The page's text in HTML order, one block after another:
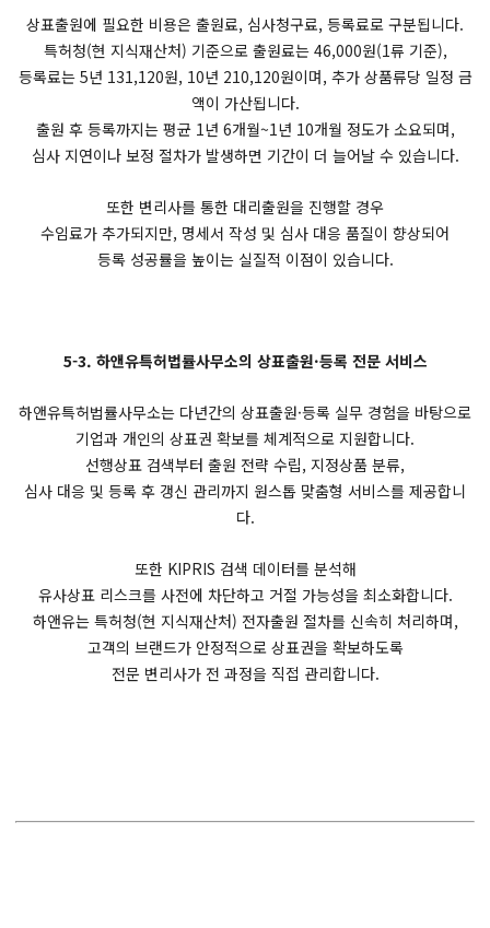
상표출원에 필요한 비용은 출원료, 심사청구료, 등록료로 구분됩니다.
특허청(현 지식재산처) 기준으로 출원료는 46,000원(1류 기준),
등록료는 5년 131,120원, 10년 210,120원이며, 추가 상품류당 일정 금
액이 가산됩니다.
출원 후 등록까지는 평균 1년 6개월~1년 10개월 정도가 소요되며,
심사 지연이나 보정 절차가 발생하면 기간이 더 늘어날 수 있습니다.
또한 변리사를 통한 대리출원을 진행할 경우
수임료가 추가되지만, 명세서 작성 및 심사 대응 품질이 향상되어
등록 성공률을 높이는 실질적 이점이 있습니다.
5-3. 하앤유특허법률사무소의 상표출원·등록 전문 서비스
하앤유특허법률사무소는 다년간의 상표출원·등록 실무 경험을 바탕으로
기업과 개인의 상표권 확보를 체계적으로 지원합니다.
선행상표 검색부터 출원 전략 수립, 지정상품 분류,
심사 대응 및 등록 후 갱신 관리까지 원스톱 맞춤형 서비스를 제공합니
다.
또한 KIPRIS 검색 데이터를 분석해
유사상표 리스크를 사전에 차단하고 거절 가능성을 최소화합니다.
하앤유는 특허청(현 지식재산처) 전자출원 절차를 신속히 처리하며,
고객의 브랜드가 안정적으로 상표권을 확보하도록
전문 변리사가 전 과정을 직접 관리합니다.